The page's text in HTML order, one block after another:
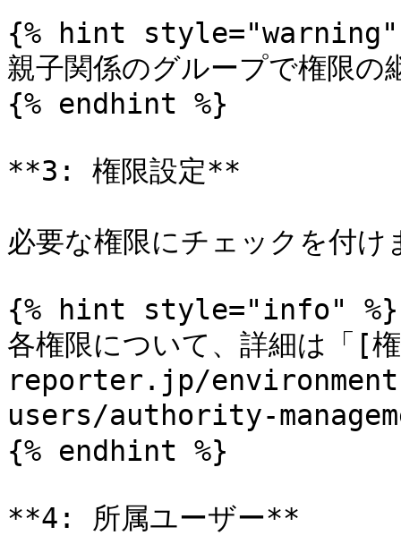
{% hint style="warning"
親子関係のグループで権限の
{% endhint %}
**3: 権限設定**
必要な権限にチェックを付け
{% hint style="info" %}
各権限について、詳細は
reporter.jp/
users/authority-
{% endhint %}
**4: 所属ユーザー**